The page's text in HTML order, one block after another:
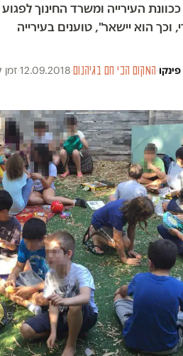
העירייה ומשרד החינוך לפגוע
וכך הוא יישאר", טוענים בעירייה
פינקו·המקום הכי חם בגיהנום·
12.09.2018
·זמן